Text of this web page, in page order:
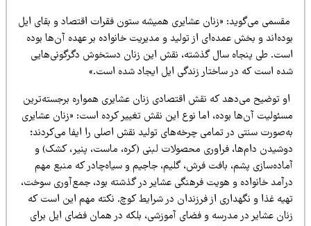
می‌گوید: «زنان عشایری همیشه ستون فقرات اقتصاد و بقای ایل
و بخش عمده‌ای از تولید و مدیریت خانواده بر عهده آن‌ها بوده
طی پنجاه سال گذشته، نقش این زنان دستخوش دگرگونی‌هایی
است که در ساختار زندگی ایل ایجاد شده است.»
توضیح می‌دهد که نقش اقتصادی زنان عشایری همواره برجسته‌ترین
آن‌ها بوده، اما نوع این نقش تغییر کرده است: «زنان عشایری
سنتی در تمامی چرخه‌های تولید نقش اصلی را ایفا می‌کردند؛
دام‌ها، فراوری محصولات لبنی (کره، ماست، پنیر، کشک) و
پشم، بافت فرش، گلیم، جاجیم و سیاه‌چادر که منبع مهم
خانواده و هویت فرهنگی عشایر در گذشته بود، جمع‌آوری سوخت،
غذا و نگهداری از فرزندان در شرایط کوچ. نکته مهم این است که
عشایر در مدرسه و فضای آموزشی، بلکه در همان فضای ایل برای